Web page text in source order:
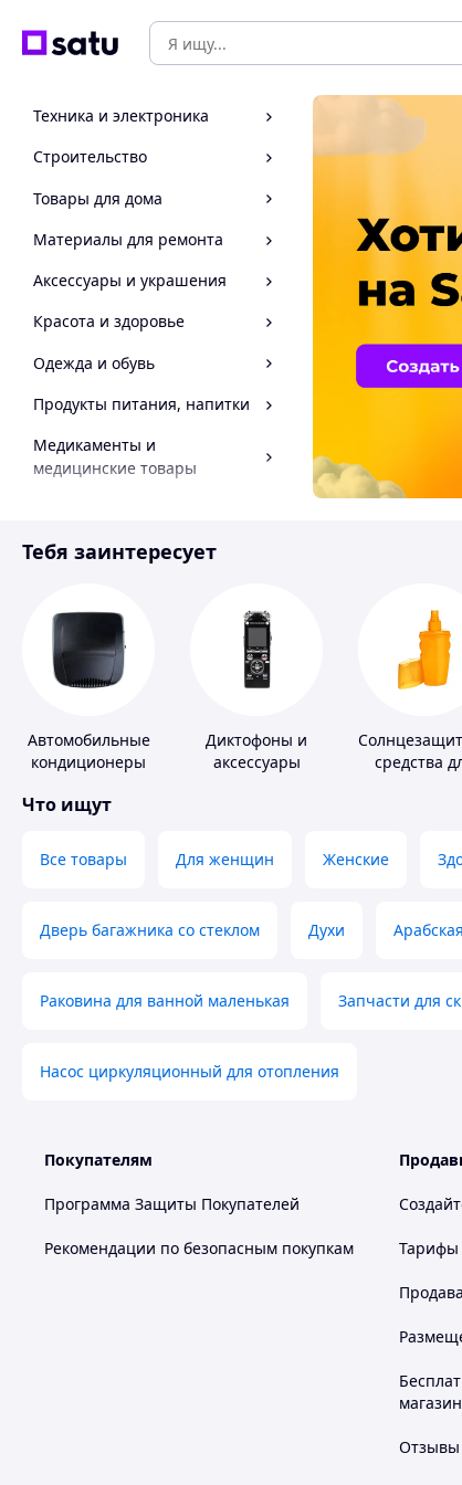
Техника и электроника
Строительство
Товары для дома
Материалы для ремонта
Аксессуары и украшения
Красота и здоровье
Одежда и обувь
Продукты питания, напитки
Медикаменты и
медицинские товары
Инструмент
Тебя заинтересует
Автомобильные
кондиционеры
Диктофоны и
аксессуары
средства
Что ищут
Все товары Для женщин Женские
Дверь багажника со стеклом Духи Арабская
Раковина для ванной маленькая Запчасти для
Насос циркуляционный для отопления
Покупателям
Программа Защиты Покупателей
Рекомендации по безопасным покупкам Тарифы
магазин
Отзывы